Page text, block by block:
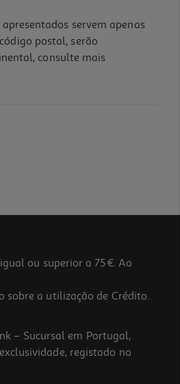
servem apenas
postal, serão
consulte mais
ou superior a 75€. Ao
sobre a utilização de Crédito.
– Sucursal em Portugal,
registado no